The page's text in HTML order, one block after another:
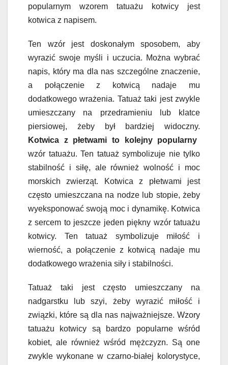
popularnym wzorem tatuażu kotwicy jest
kotwica z napisem.
Ten wzór jest doskonałym sposobem, aby
wyrazić swoje myśli i uczucia. Można wybrać
napis, który ma dla nas szczególne znaczenie,
a połączenie z kotwicą nadaje mu
dodatkowego wrażenia. Tatuaż taki jest zwykle
umieszczany na przedramieniu lub klatce
piersiowej, żeby był bardziej widoczny.
Kotwica z płetwami to kolejny popularny
wzór tatuażu. Ten tatuaż symbolizuje nie tylko
stabilność i siłę, ale również wolność i moc
morskich zwierząt. Kotwica z płetwami jest
często umieszczana na nodze lub stopie, żeby
wyeksponować swoją moc i dynamikę. Kotwica
z sercem to jeszcze jeden piękny wzór tatuażu
kotwicy. Ten tatuaż symbolizuje miłość i
wierność, a połączenie z kotwicą nadaje mu
dodatkowego wrażenia siły i stabilności.
Tatuaż taki jest często umieszczany na
nadgarstku lub szyi, żeby wyrazić miłość i
związki, które są dla nas najważniejsze. Wzory
tatuażu kotwicy są bardzo popularne wśród
kobiet, ale również wśród mężczyzn. Są one
zwykle wykonane w czarno-białej kolorystyce,